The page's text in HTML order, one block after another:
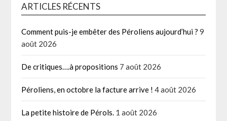
ARTICLES RÉCENTS
Comment puis-je embêter des Péroliens aujourd’hui ? 9
août 2026
De critiques….à propositions 7 août 2026
Péroliens, en octobre la facture arrive ! 4 août 2026
La petite histoire de Pérols. 1 août 2026